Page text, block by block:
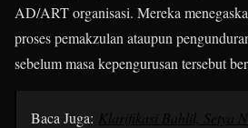
AD/ART organisasi. Mereka
proses pemakzulan ataupun
sebelum masa kepengurusan tersebut
Baca Juga: Klarifikasi Bahlil, Setya